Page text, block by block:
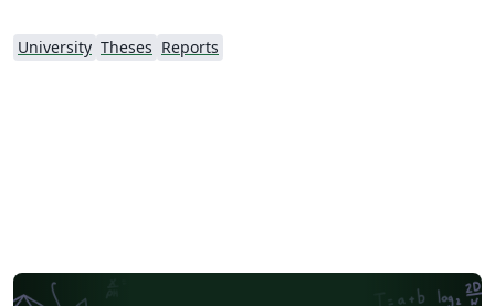
University Theses Reports